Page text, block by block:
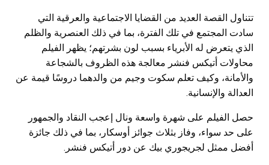
تتناول القصة العديد من القضايا الاجتماعية والعرقية التي
سادت المجتمع في تلك الفترة، بما في ذلك العنصرية والظلم
الذي يتعرض له الأبرياء بسبب لون بشرتهم؛ يظهر الفيلم
محاولات أتيكس فنشر معالجة هذه الظروف بالشجاعة
والأمانة، وكيف تعلم سكوت وجيم من والدهما دروسًا قيمة عن
العدالة والإنسانية.
حصل الفيلم على شهرة واسعة ونال إعجب النقاد والجمهور
على حد سواء، وفاز بثلاث جوائز أوسكار، بما في ذلك جائزة
أفضل ممثل لجريجوري بيك عن دور أتيكس فنشر.